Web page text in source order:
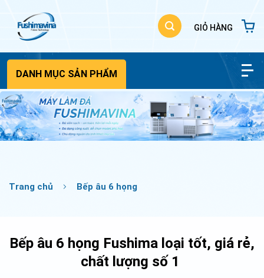
DANH MỤC SẢN PHẨM
Trang chủ Bếp âu 6 họng
Bếp âu 6 họng Fushima loại tốt, giá rẻ,
chất lượng số 1